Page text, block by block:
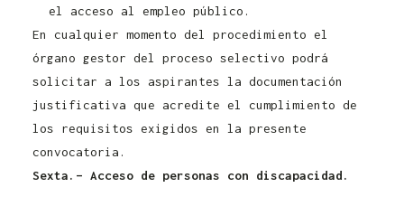
el acceso al empleo público.
En cualquier momento del procedimiento el
órgano gestor del proceso selectivo podrá
solicitar a los aspirantes la documentación
justificativa que acredite el cumplimiento de
los requisitos exigidos en la presente
convocatoria.
Sexta.– Acceso de personas con discapacidad.